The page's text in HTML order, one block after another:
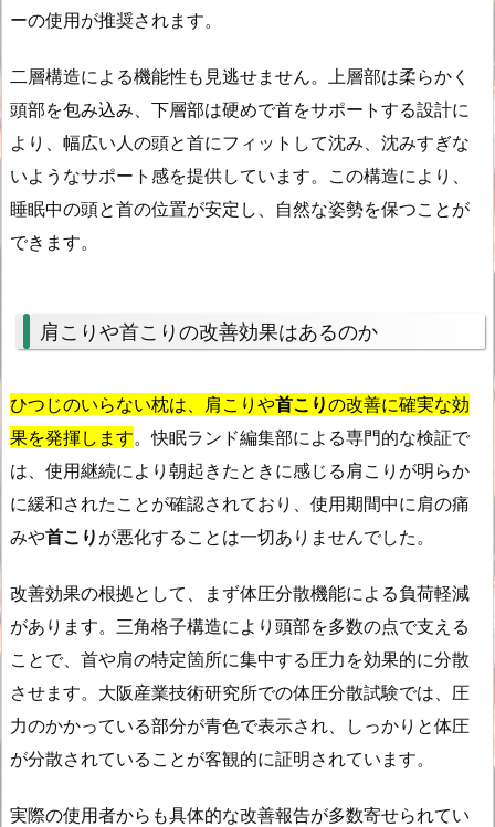
ーの使用が推奨されます。
二層構造による機能性も見逃せません。上層部は柔らかく
頭部を包み込み、下層部は硬めで首をサポートする設計に
より、幅広い人の頭と首にフィットして沈み、沈みすぎな
いようなサポート感を提供しています。この構造により、
睡眠中の頭と首の位置が安定し、自然な姿勢を保つことが
できます。
肩こりや首こりの改善効果はあるのか
ひつじのいらない枕は、肩こりや首こりの改善に確実な効
果を発揮します。快眠ランド編集部による専門的な検証で
は、使用継続により朝起きたときに感じる肩こりが明らか
に緩和されたことが確認されており、使用期間中に肩の痛
みや首こり が悪化することは一切ありませんでした。
改善効果の根拠として、まず体圧分散機能による負荷軽減
があります。三角格子構造により頭部を多数の点で支える
ことで、首や肩の特定箇所に集中する圧力を効果的に分散
させます。大阪産業技術研究所での体圧分散試験では、圧
力のかかっている部分が青色で表示され、しっかりと体圧
が分散されていることが客観的に証明されています。
実際の使用者からも具体的な改善報告が多数寄せられてい